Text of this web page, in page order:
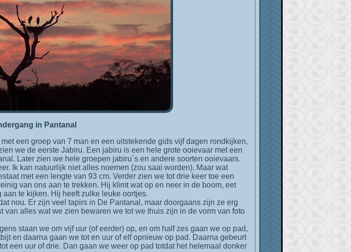
in Pantanal
we de eerste Jabiru. Een jabiru is een hele grote ooievaar met een
Later zien we hele groepen jabiru´s en andere soorten ooievaars.
Ik kan natuurlijk niet alles noemen (zou saai worden). Maar wat
met een lengte van 93 cm. Verder zien we tot drie keer toe een
van ons aan te trekken. Hij klimt wat op en neer in de boom, eet
te kijken. Hij heeft zulke leuke oortjes.
nou. Er zijn veel tapirs in De Pantanal, maar doorgaans zijn ze erg
alles wat we zien bewaren we tot we thuis zijn in de vorm van foto
staan we om vijf uur (of eerder) op, en om half zes gaan we op pad,
en daarna gaan we tot en uur of elf opnieuw op pad. Daarna gebeurt
een uur of drie. Dan gaan we weer op pad totdat het helemaal donker